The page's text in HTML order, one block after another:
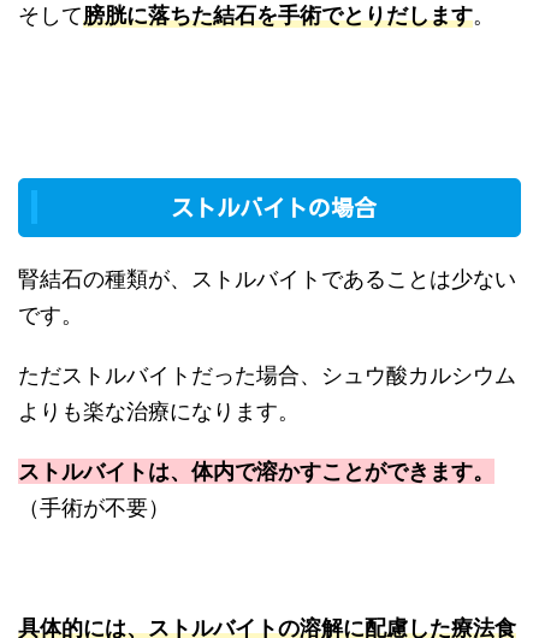
そして膀胱に落ちた結石を手術でとりだします。
ストルバイトの場合
腎結石の種類が、ストルバイトであることは少ない
です。
ただストルバイトだった場合、シュウ酸カルシウム
よりも楽な治療になります。
ストルバイトは、体内で溶かすことができます。
（手術が不要）
具体的には、ストルバイトの溶解に配慮した療法食